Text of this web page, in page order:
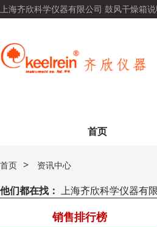
上海齐欣科学仪器有限公司 鼓风干燥箱
首页
首页 > 资讯中心
他们都在找： 上海齐欣科学仪器有
销售排行榜